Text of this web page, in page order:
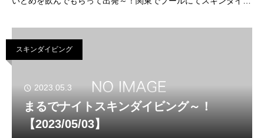
●ポイント：真栄田岬気温：2４℃/
スキンダイビング
2023.05.3
まるでナイトスキンダイビング～！
【2023/05/03】